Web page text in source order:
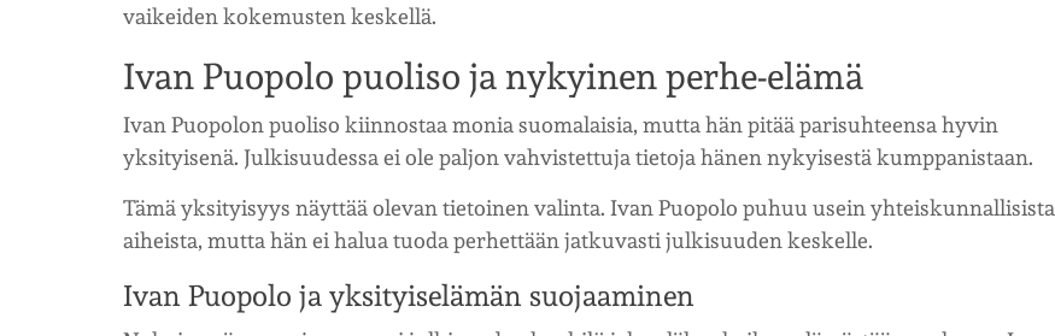
vaikeiden kokemusten keskellä.
Ivan Puopolo puoliso ja nykyinen perhe-elämä
Ivan Puopolon puoliso kiinnostaa monia suomalaisia, mutta hän pitää parisuhteensa hyvin
yksityisenä. Julkisuudessa ei ole paljon vahvistettuja tietoja hänen nykyisestä kumppanistaan.
Tämä yksityisyys näyttää olevan tietoinen valinta. Ivan Puopolo puhuu usein yhteiskunnallisista
aiheista, mutta hän ei halua tuoda perhettään jatkuvasti julkisuuden keskelle.
Ivan Puopolo ja yksityiselämän suojaaminen